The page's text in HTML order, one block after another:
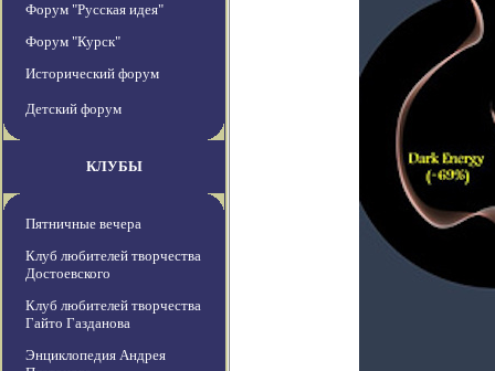
Форум "Русская идея"
Форум "Курск"
Исторический форум
Детский форум
КЛУБЫ
Пятничные вечера
Клуб любителей творчества
Достоевского
Клуб любителей творчества
Гайто Газданова
Энциклопедия Андрея